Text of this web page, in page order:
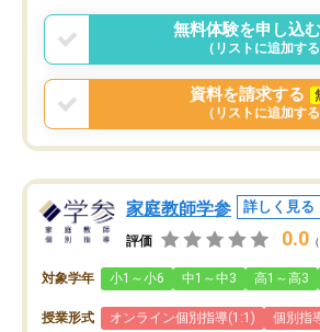
無料体験を申し込む
（リストに追加する
資料を請求する
（リストに追加する
家庭教師学参 詳しく見る
評価 0.0
対象学年 小1～小6 中1～中3 高1～高3
授業形式 オンライン個別指導(1:1) 個別指